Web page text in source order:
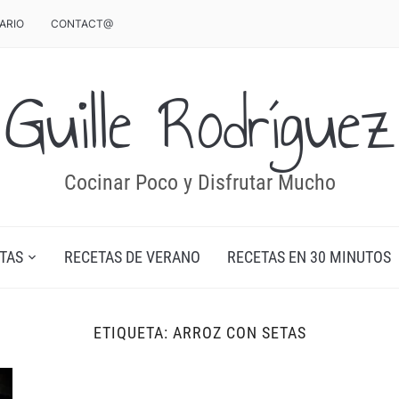
CONTACT@
Guille Rodríguez
Cocinar Poco y Disfrutar Mucho
RECETAS DE VERANO RECETAS EN 30 MINUTOS
ETIQUETA: ARROZ CON SETAS